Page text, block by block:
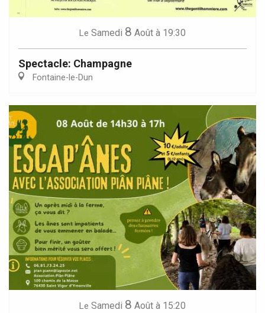
Le Samedi 8 Août à 19:30
Spectacle: Champagne
Fontaine-le-Dun
Le Samedi 8 Août à 15:20